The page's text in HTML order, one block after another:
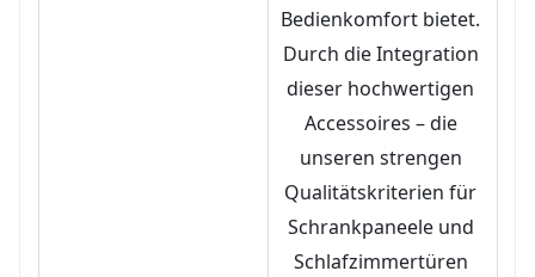
Bedienkomfort bietet.
Durch die Integration
dieser hochwertigen
Accessoires – die
unseren strengen
Qualitätskriterien für
Schrankpaneele und
Schlafzimmertüren